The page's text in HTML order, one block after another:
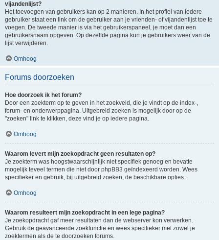
vijandenlijst?
Het toevoegen van gebruikers kan op 2 manieren. In het profiel van iedere
gebruiker staat een link om de gebruiker aan je vrienden- of vijandenlijst toe te
voegen. De tweede manier is via het gebruikerspaneel, je moet dan een
gebruikersnaam opgeven. Op dezelfde pagina kun je gebruikers weer van de
lijst verwijderen.
Omhoog
Forums doorzoeken
Hoe doorzoek ik het forum?
Door een zoekterm op te geven in het zoekveld, die je vindt op de index-,
forum- en onderwerppagina. Uitgebreid zoeken is mogelijk door op de
"zoeken" link te klikken, deze vind je op iedere pagina.
Omhoog
Waarom levert mijn zoekopdracht geen resultaten op?
Je zoekterm was hoogstwaarschijnlijk niet specifiek genoeg en bevatte
mogelijk teveel termen die niet door phpBB3 geïndexeerd worden. Wees
specifieker en gebruik, bij uitgebreid zoeken, de beschikbare opties.
Omhoog
Waarom resulteert mijn zoekopdracht in een lege pagina?
Je zoekopdracht gaf meer resultaten dan de webserver kon verwerken.
Gebruik de geavanceerde zoekfunctie en wees specifieker met zowel je
zoektermen als de te doorzoeken forums.